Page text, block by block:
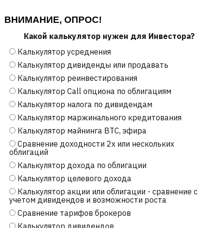
ВНИМАНИЕ, ОПРОС!
Какой калькулятор нужен для Инвестора?
Калькулятор усреднения
Калькулятор дивиденды или продавать
Калькулятор реинвестирования
Калькулятор Call опциона по облигациям
Калькулятор налога по дивидендам
Калькулятор маржинального кредитования
Калькулятор майнинга BTC, эфира
Сравнение доходности 2х или нескольких
облигаций
Калькулятор дохода по облигации
Калькулятор целевого дохода
Калькулятор акции или облигации - сравнение с
учетом дивидендов и возможности роста
Сравнение тарифов брокеров